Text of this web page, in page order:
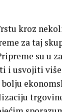
kroz
za taj
su u
i usvojiti